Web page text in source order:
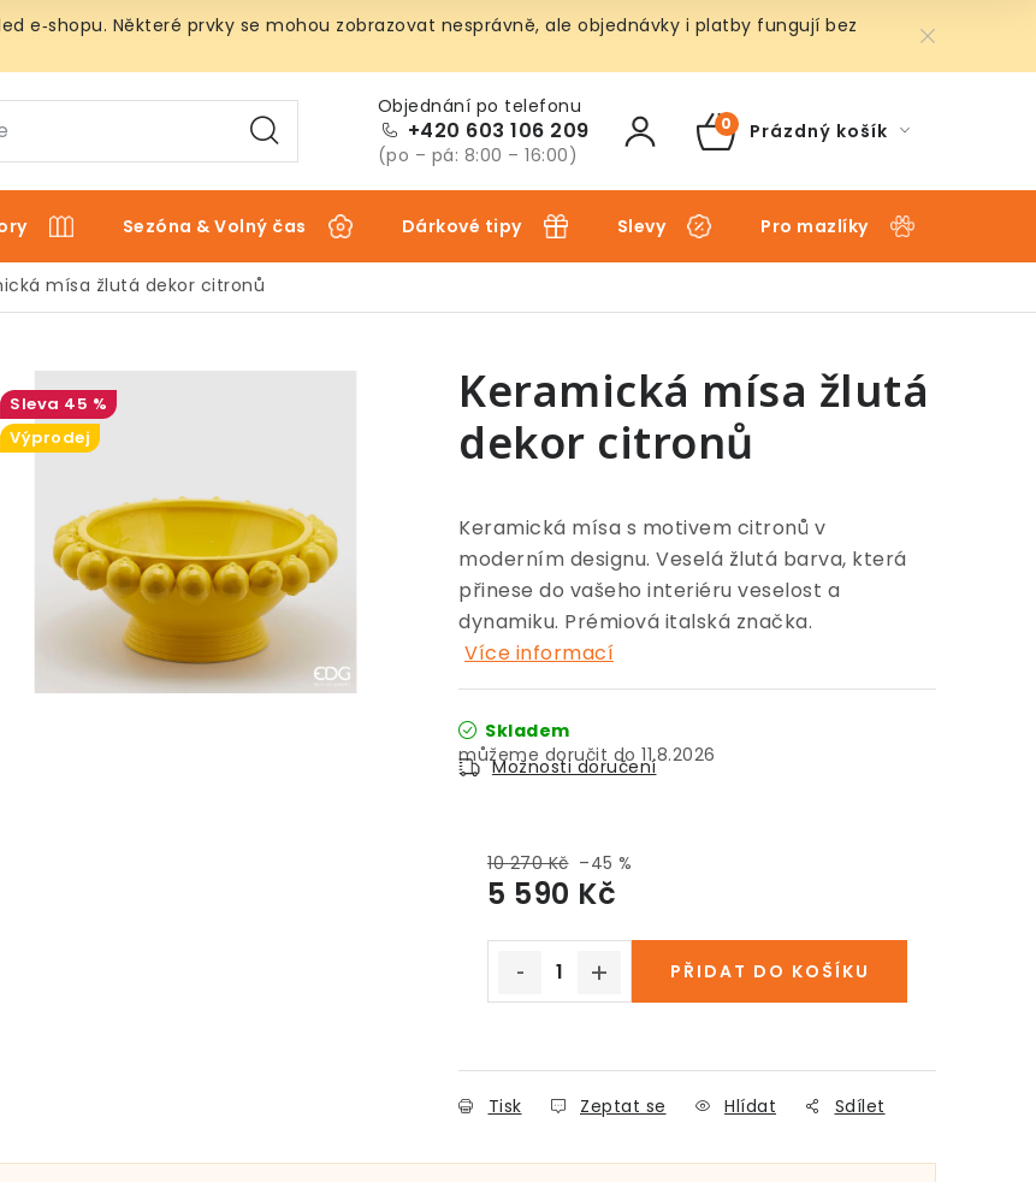
e‑shopu. Některé prvky se mohou zobrazovat nesprávně, ale objednávky i platby fungují bez
+420 603 106 209
(po – pá: 8:00 – 16:00) NÁKUPNÍ
Prázdný košík
Sezóna & Volný čas Dárkové tipy Slevy Pro mazlíky
mísa žlutá dekor citronů
Keramická mísa žlutá
dekor citronů
Keramická mísa s motivem citronů v
moderním designu. Veselá žlutá barva, která
přinese do vašeho interiéru veselost a
dynamiku. Prémiová italská značka.
Více informací
Skladem
11.8.2026
Možnosti doručení
10 270 Kč –45 %
5 590 Kč
PŘIDAT DO KOŠÍKU
Tisk Zeptat se Hlídat Sdílet
45 %
Výprodej